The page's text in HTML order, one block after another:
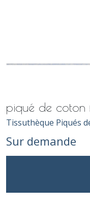
piqué de coton
Tissuthèque Piqués
Sur demande